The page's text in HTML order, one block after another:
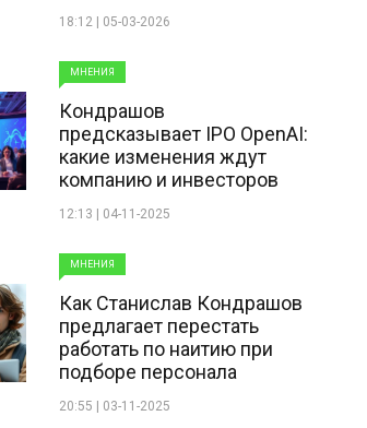
18:12 | 05-03-2026
МНЕНИЯ
Кондрашов
предсказывает IPO OpenAI:
какие изменения ждут
компанию и инвесторов
12:13 | 04-11-2025
МНЕНИЯ
Как Станислав Кондрашов
предлагает перестать
работать по наитию при
подборе персонала
20:55 | 03-11-2025